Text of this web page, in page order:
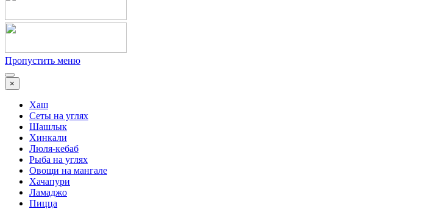
Пропустить меню
×
Хаш
Сеты на углях
Шашлык
Хинкали
Люля-кебаб
Рыба на углях
Овощи на мангале
Хачапури
Ламаджо
Пицца